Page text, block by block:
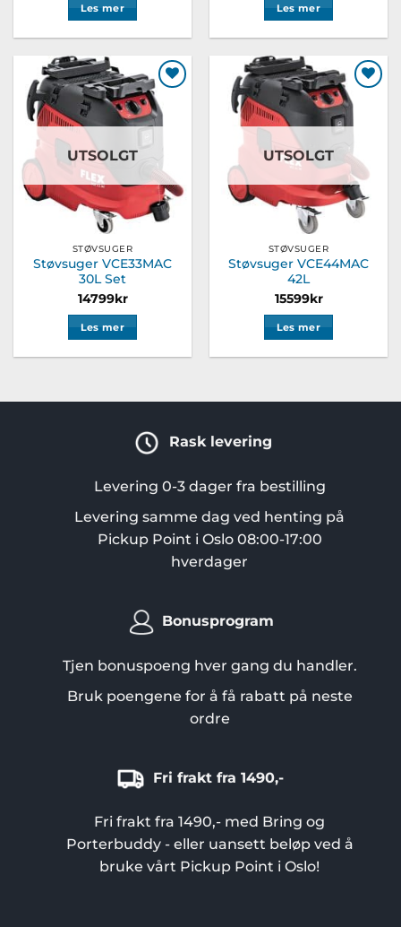
Les mer Les mer
Legg til
ønskeliste
UTSOLGT
STØVSUGER
Støvsuger VCE33MAC
30L Set
14799kr
Les mer
Legg til
ønskeliste
UTSOLGT
STØVSUGER
Støvsuger VCE44MAC
42L
15599kr
Les mer
Rask levering
Levering 0-3 dager fra bestilling
Levering samme dag ved henting på
Pickup Point i Oslo 08:00-17:00
hverdager
Bonusprogram
Tjen bonuspoeng hver gang du handler.
Bruk poengene for å få rabatt på neste
ordre
Fri frakt fra 1490,-
Fri frakt fra 1490,- med Bring og
Porterbuddy - eller uansett beløp ved å
bruke vårt Pickup Point i Oslo!